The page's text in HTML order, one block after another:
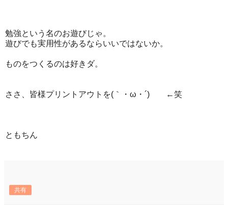
勉強という名のお遊びじゃ。
遊びでも実用性があるならいいではないか。
ものをつくるのは好きダ。
ささ、皆様プリントアウトを(｀・ω・´)ゞ ←笑
ともちん
共有